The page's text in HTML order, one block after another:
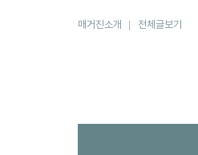
매거진소개 전체글보기